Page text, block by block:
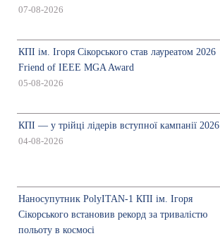
07-08-2026
КПІ ім. Ігоря Сікорського став лауреатом 2026
Friend of IEEE MGA Award
05-08-2026
КПІ — у трійці лідерів вступної кампанії 2026
04-08-2026
Наносупутник PolyITAN-1 КПІ ім. Ігоря
Сікорського встановив рекорд за тривалістю
польоту в космосі